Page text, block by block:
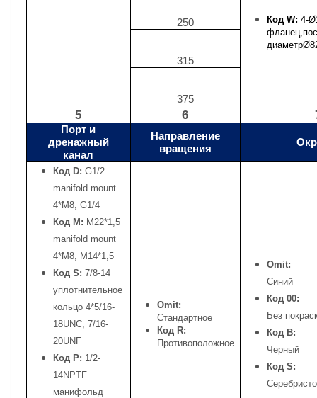
Код W: 4-Ø
диаметрØ
250
315
375
5 6
Порт и
дренажный
канал
Направление
вращения
Код D: G1/2
manifold mount
4*M8, G1/4
Код M: M22*1,5
manifold mount
4*M8, M14*1,5
Код S: 7/8-14
уплотнительное
кольцо 4*5/16-
18UNC, 7/16-
20UNF
Код P: 1/2-
14NPTF
манифольд
Omit:
Стандартное
Код R:
Противоположное
Omit:
Синий
Код 00:
Без
Код B:
Черный
Код S: